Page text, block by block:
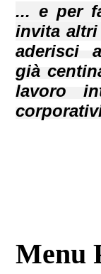
... e per
invita altri
aderisci
già
lavoro
Menu